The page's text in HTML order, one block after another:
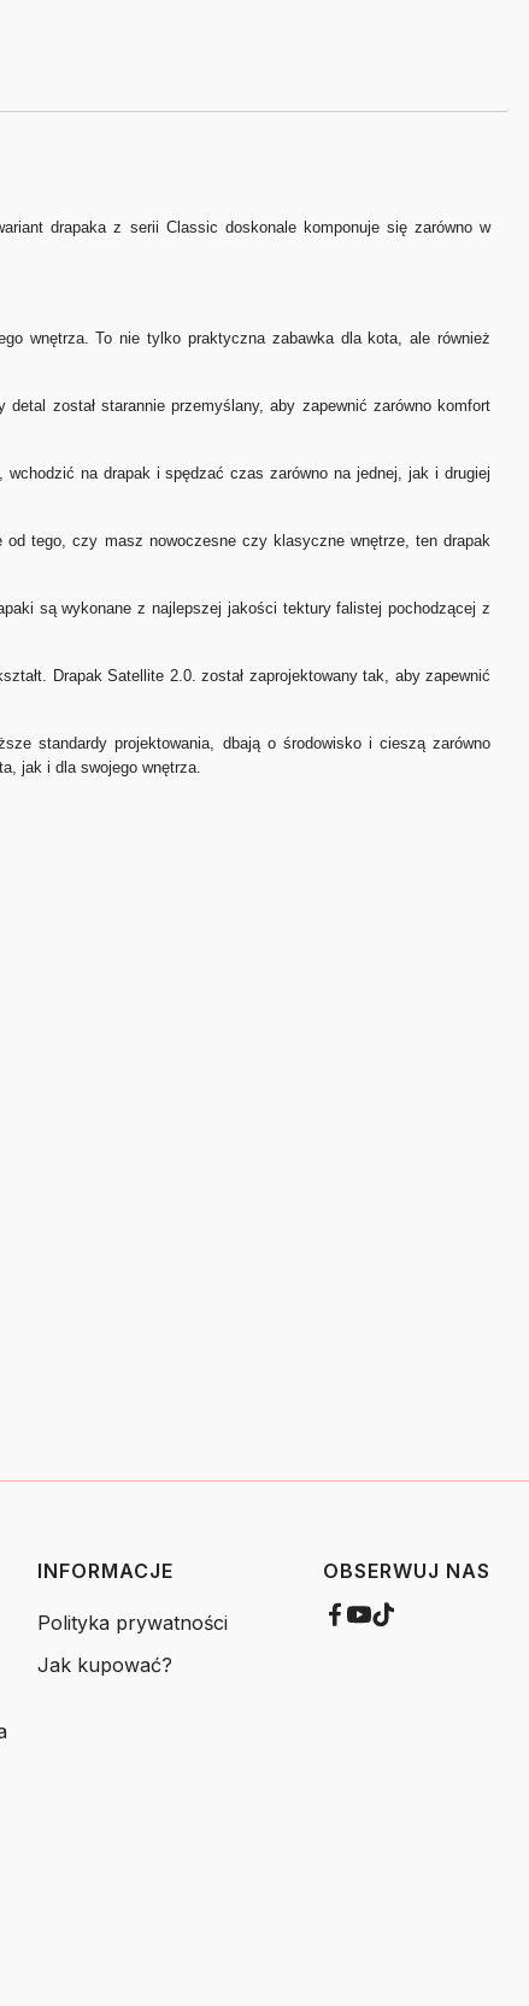
drapaka z serii Classic doskonale komponuje się zarówno w
wnętrza. To nie tylko praktyczna zabawka dla kota, ale również
został starannie przemyślany, aby zapewnić zarówno komfort
na drapak i spędzać czas zarówno na jednej, jak i drugiej
tego, czy masz nowoczesne czy klasyczne wnętrze, ten drapak
są wykonane z najlepszej jakości tektury falistej pochodzącej z
Drapak Satellite 2.0. został zaprojektowany tak, aby zapewnić
standardy projektowania, dbają o środowisko i cieszą zarówno
jak i dla swojego wnętrza.
INFORMACJE
Polityka prywatności
Jak kupować?
OBSERWUJ NAS